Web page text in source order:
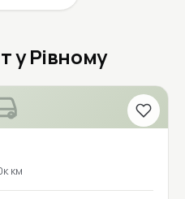
у Рівному
км